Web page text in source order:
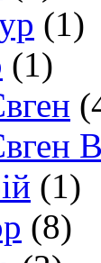
(1)
(1)
(1)
(8)